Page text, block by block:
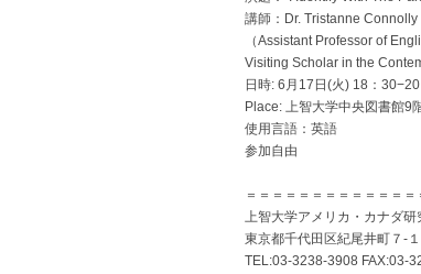
講師：Dr. Tristanne Connolly
（Assistant Professor of
Visiting Scholar in the
日時: 6月17日(火) 18：
Place: 上智大学中央図書館
使用言語：英語
参加自由
＝＝＝＝＝＝＝＝＝＝＝＝
上智大学アメリカ・カナダ
東京都千代田区紀尾井町７-
TEL:03-3238-3908 FAX:03-